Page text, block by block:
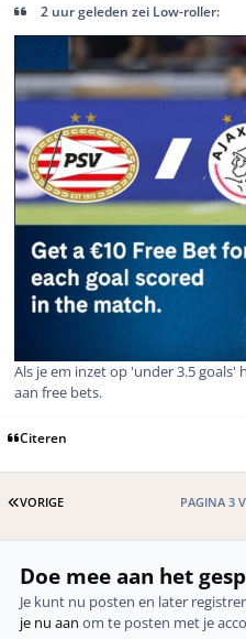
2 uur geleden zei Low-roller:
Als je em inzet op 'under 3.5
aan free bets.
Citeren
EERSTE PAGINA
VORIGE PAGINA 3
Doe mee aan het
Je kunt nu posten en later
je nu aan om te posten met je